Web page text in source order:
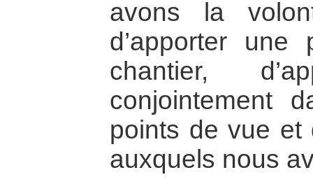
avons la
d’apporter
chantier,
conjointement
points de vue et
auxquels nous